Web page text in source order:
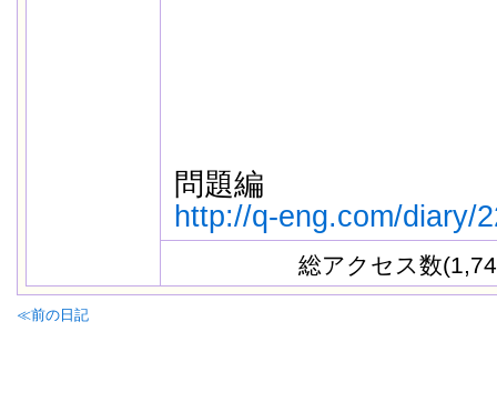
問題編
http://q-eng.com/diary/
総アクセス数
≪前の日記